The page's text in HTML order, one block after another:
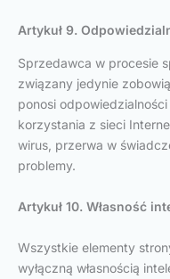
Artykuł 9.
Sprzedawca w procesie
związany jedynie
ponosi
korzystania z sieci
wirus, przerwa w
problemy.
Artykuł 10. Własność
Wszystkie elementy
wyłączną własnością